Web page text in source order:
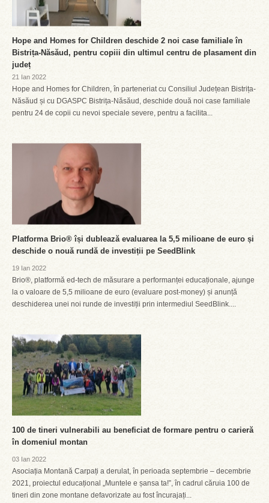
Hope and Homes for Children deschide 2 noi case familiale în
Bistrița-Năsăud, pentru copiii din ultimul centru de plasament din
județ
21 Ian 2022
Hope and Homes for Children, în parteneriat cu Consiliul Județean Bistrița-
Năsăud și cu DGASPC Bistrița-Năsăud, deschide două noi case familiale
pentru 24 de copii cu nevoi speciale severe, pentru a facilita...
Platforma Brio® își dublează evaluarea la 5,5 milioane de euro și
deschide o nouă rundă de investiții pe SeedBlink
19 Ian 2022
Brio®, platformă ed-tech de măsurare a performanței educaționale, ajunge
la o valoare de 5,5 milioane de euro (evaluare post-money) și anunță
deschiderea unei noi runde de investiții prin intermediul SeedBlink....
100 de tineri vulnerabili au beneficiat de formare pentru o carieră
în domeniul montan
03 Ian 2022
Asociația Montană Carpați a derulat, în perioada septembrie – decembrie
2021, proiectul educațional „Muntele e șansa ta!”, în cadrul căruia 100 de
tineri din zone montane defavorizate au fost încurajați...